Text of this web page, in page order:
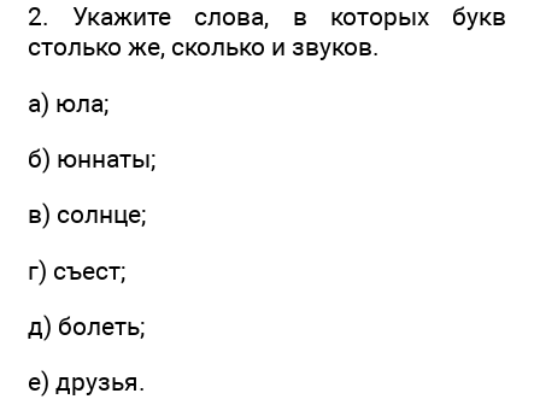
2. Укажите слова, в которых букв
столько же, сколько и звуков.
а) юла;
б) юннаты;
в) солнце;
г) съест;
д) болеть;
е) друзья.